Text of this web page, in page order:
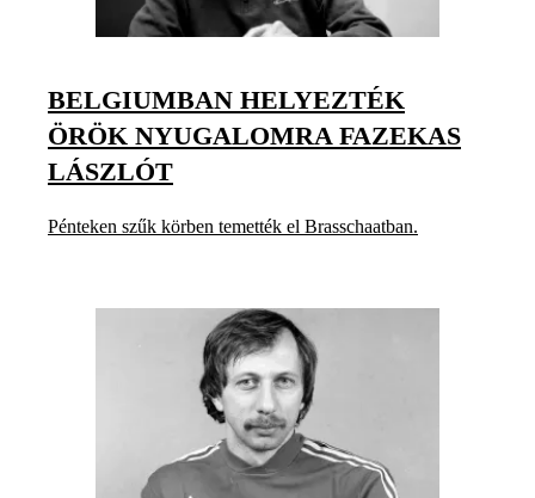
BELGIUMBAN HELYEZTÉK
ÖRÖK NYUGALOMRA FAZEKAS
LÁSZLÓT
Pénteken szűk körben temették el Brasschaatban.